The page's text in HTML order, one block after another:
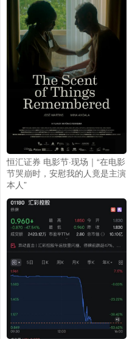
恒汇证券 电影节·现场｜“在电影
节哭崩时，安慰我的人竟是主演
本人”